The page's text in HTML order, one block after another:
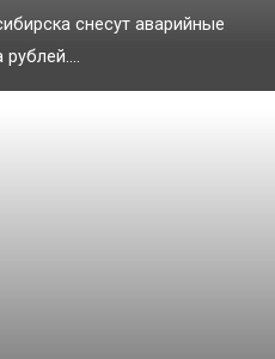
снесут аварийные